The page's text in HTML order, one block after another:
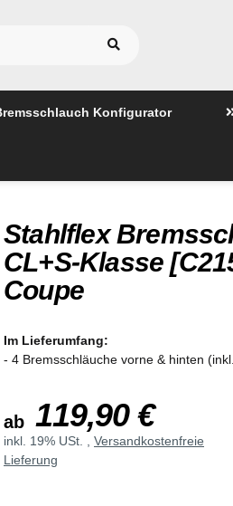
Konfigurator
Stahlflex
CL+S-Klasse
Coupe
Im Lieferumfang:
- 4 Bremsschläuche vorne & hinten
ab 119,90 €
inkl. 19% USt. , Versandkostenfreie
Lieferung